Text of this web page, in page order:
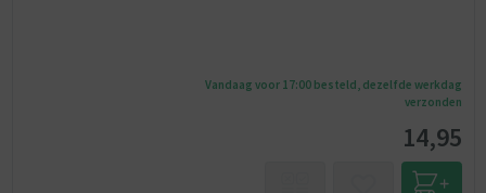
Vandaag voor 17:00 besteld, dezelfde werkdag
verzonden
14,95